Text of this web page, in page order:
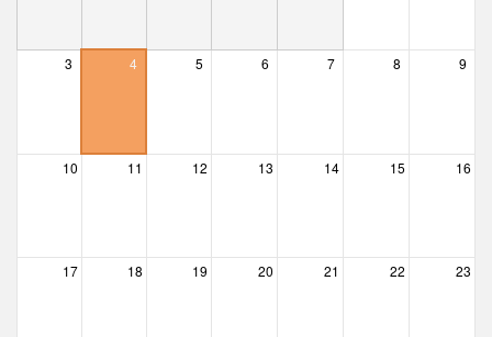
Csobánka
Délegyháza
3 4 5 6 7 8 9
10 11 12 13 14 15 16
17 18 19 20 21 22 23